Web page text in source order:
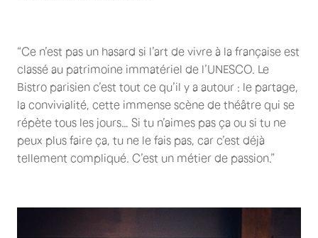
“Ce n’est pas un hasard si l’art de vivre à la française est
classé au patrimoine immatériel de l’UNESCO. Le
Bistro parisien c’est tout ce qu’il y a autour : le partage,
la convivialité, cette immense scène de théâtre qui se
répète tous les jours… Si tu n’aimes pas ça ou si tu ne
peux plus faire ça, tu ne le fais pas, car c’est déjà
tellement compliqué. C’est un métier de passion.”